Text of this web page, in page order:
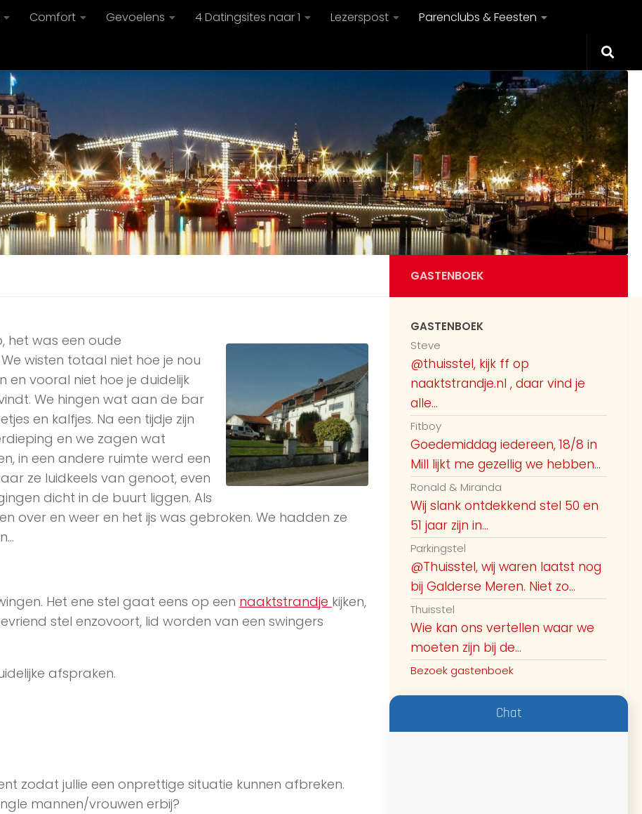
Comfort Gevoelens 4 Datingsites naar 1 Lezerspost Parenclubs & Feesten
het was een oude
wisten totaal niet hoe je nou
vooral niet hoe je duidelijk
We hingen wat aan de bar
en kalfjes. Na een tijdje zijn
en we zagen wat
in een andere ruimte werd een
ze luidkeels van genoot, even
dicht in de buurt liggen. Als
over en weer en het ijs was gebroken. We hadden ze
Het ene stel gaat eens op een naaktstrandje kijken,
stel enzovoort, lid worden van een swingers
afspraken.
zodat jullie een onprettige situatie kunnen afbreken.
mannen/vrouwen erbij?
GASTENBOEK
GASTENBOEK
Steve
@thuisstel, kijk ff op
naaktstrandje.nl , daar vind je
alle...
Fitboy
Goedemiddag iedereen, 18/8 in
Mill lijkt me gezellig we hebben...
Ronald & Miranda
Wij slank ontdekkend stel 50 en
51 jaar zijn in...
Parkingstel
@Thuisstel, wij waren laatst nog
bij Galderse Meren. Niet zo...
Thuisstel
Wie kan ons vertellen waar we
moeten zijn bij de...
Bezoek gastenboek
Chat